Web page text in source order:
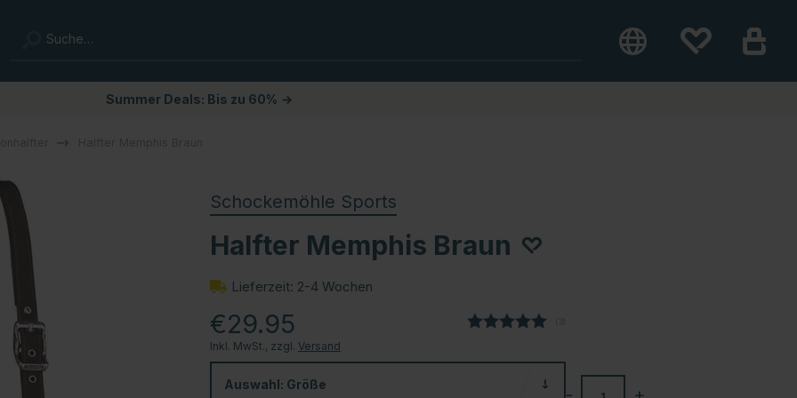
Summer Deals: Bis zu 60% →
Schockemöhle Sports
Halfter Memphis Braun
Lieferzeit: 2-4 Wochen
€29.95
Inkl. MwSt., zzgl. Versand
Auswahl: Größe